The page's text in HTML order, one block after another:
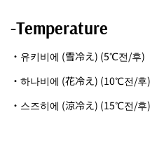
-Temperature
・유키비에 (雪冷え) (5℃전/후)
・하나비에 (花冷え) (10℃전/후)
・스즈히에 (涼冷え) (15℃전/후)